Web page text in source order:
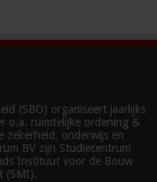
(SBO) organiseert jaarlijks
o.a. ruimtelijke ordening &
zekerheid, onderwijs en
BV zijn Studiecentrum
Instituut voor de Bouw
(SMI).